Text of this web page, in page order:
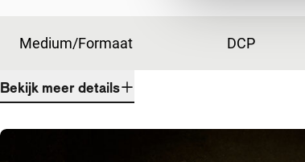
Medium/Formaat DCP
Bekijk meer details